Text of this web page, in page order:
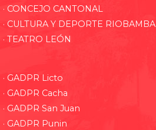
· CONCEJO CANTONAL
· CULTURA Y DEPORTE RIOBAMBA
· TEATRO LEÓN
· GADPR Licto
· GADPR Cacha
· GADPR San Juan
· GADPR Punin